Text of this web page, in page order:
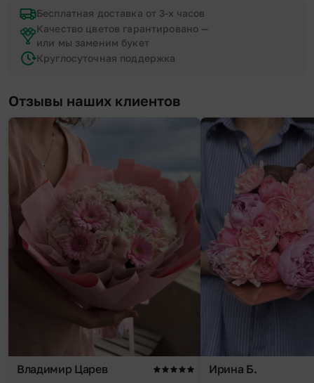
Бесплатная доставка от 3-х часов
Качество цветов гарантировано —
или мы заменим букет
Круглосуточная поддержка
Отзывы наших клиентов
Владимир Царев Ирина Б.